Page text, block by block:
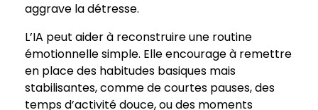
aggrave la détresse.
L’IA peut aider à reconstruire une routine
émotionnelle simple. Elle encourage à remettre
en place des habitudes basiques mais
stabilisantes, comme de courtes pauses, des
temps d’activité douce, ou des moments